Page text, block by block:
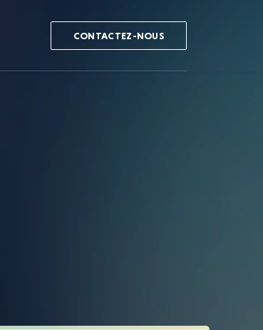
CONTACTEZ-NOUS